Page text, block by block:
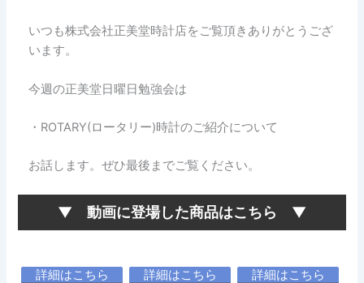
いつも株式会社正美堂時計店をご覧頂きありがとうござ
います。
今週の正美堂日曜日勉強会は
・ROTARY(ロータリー)時計のご紹介について
お話します。ぜひ最後までご覧ください。
▼ 動画に登場した商品はこちら ▼
詳細はこちら 詳細はこちら 詳細はこちら